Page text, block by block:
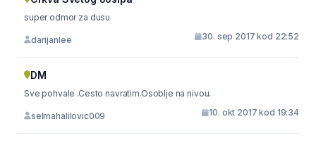
super odmor za dusu
darijanlee 30. sep 2017 kod 22:52
DM
Sve pohvale .Cesto navratim.Osoblje na nivou.
selmahalilovic009 10. okt 2017 kod 19:34